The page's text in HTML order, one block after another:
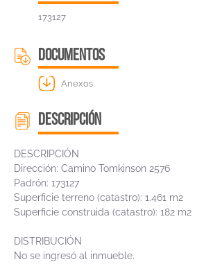
173127
DOCUMENTOS
Anexos
descripción
DESCRIPCIÓN
Dirección: Camino Tomkinson 2576
Padrón: 173127
Superficie terreno (catastro): 1.461 m2
Superficie construida (catastro): 182 m2
DISTRIBUCIÓN
No se ingresó al inmueble.